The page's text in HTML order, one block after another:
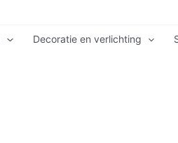
Decoratie en verlichting